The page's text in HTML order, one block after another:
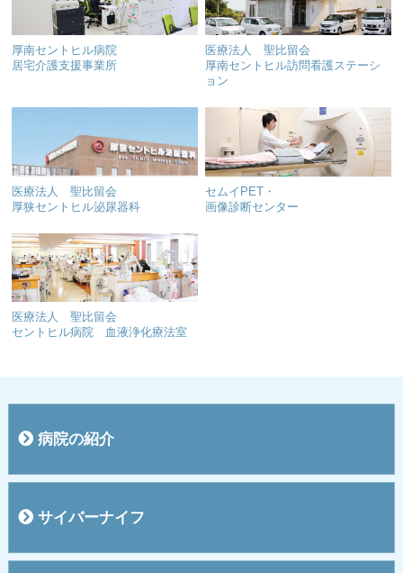
厚南セントヒル病院
居宅介護支援事業所
医療法人 聖比留会
厚南セントヒル訪問看護ステーシ
ョン
医療法人 聖比留会
厚狭セントヒル泌尿器科
セムイPET・
画像診断センター
医療法人 聖比留会
セントヒル病院 血液浄化療法室
病院の紹介
サイバーナイフ